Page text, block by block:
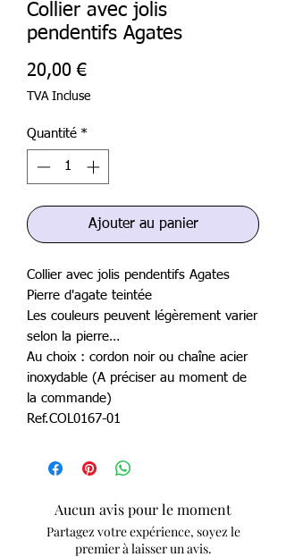
Collier avec jolis
pendentifs Agates
20,00 €Prix
TVA Incluse
Quantité *
Ajouter au panier
Collier avec jolis pendentifs Agates
Pierre d'agate teintée
Les couleurs peuvent légèrement varier
selon la pierre…
Au choix : cordon noir ou chaîne acier
inoxydable (A préciser au moment de
la commande)
Ref.COL0167-01
Aucun avis pour le moment
Partagez votre expérience, soyez le
premier à laisser un avis.